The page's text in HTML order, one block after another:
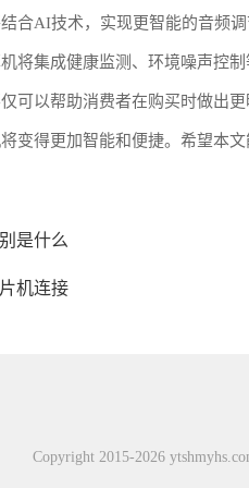
合AI技术，实现更智能的音频调
将集成健康监测、环境噪声控
可以帮助消费者在购买时做出
变得更加智能和便捷。希望本
是什么
机连接
Copyright 2015-2026